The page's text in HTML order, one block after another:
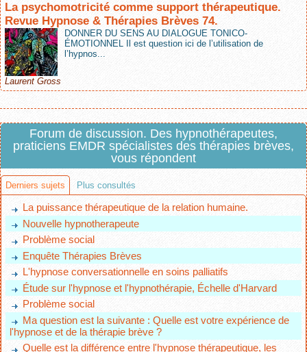
La psychomotricité comme support thérapeutique.
Revue Hypnose & Thérapies Brèves 74.
DONNER DU SENS AU DIALOGUE TONICO-
ÉMOTIONNEL Il est question ici de l’utilisation de
l’hypnos...
Laurent Gross
Forum de discussion. Des hypnothérapeutes,
praticiens EMDR spécialistes des thérapies brèves,
vous répondent
Derniers sujets Plus consultés
La puissance thérapeutique de la relation humaine.
Nouvelle hypnotherapeute
Problème social
Enquête Thérapies Brèves
L'hypnose conversationnelle en soins palliatifs
Étude sur l'hypnose et l'hypnothérapie, Échelle d'Harvard
Problème social
Ma question est la suivante : Quelle est votre expérience de
l'hypnose et de la thérapie brève ?
Quelle est la différence entre l'hypnose thérapeutique, les